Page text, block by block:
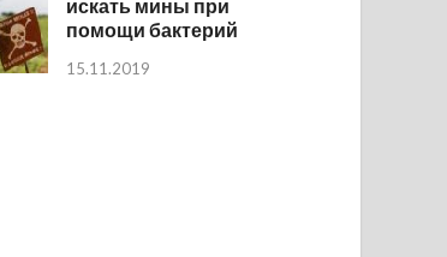
искать мины при
помощи бактерий
15.11.2019